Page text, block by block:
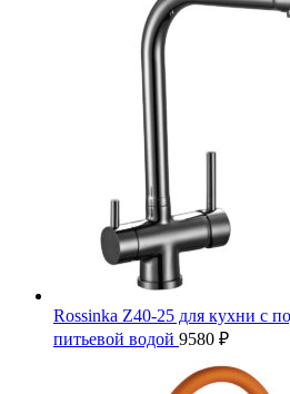
Rossinka Z40-25 для кухни с
питьевой водой 9580 ₽